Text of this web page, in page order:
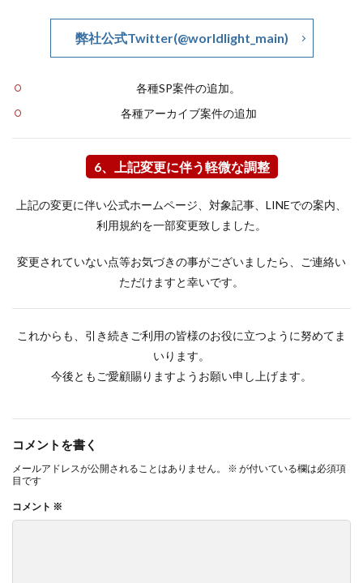
弊社公式Twitter(@worldlight_main)
各種SP案件の追加。
各種アーカイブ案件の追加
6、上記変更に伴う軽微な調整
上記の変更に伴い公式ホームページ、対象記事、LINEでの案内、
利用規約を一部変更致しました。
変更されていない点等お気づきの事がございましたら、ご連絡い
ただけますと幸いです。
これからも、引き続きご利用の皆様のお役に立つように努めてま
いります。
今後ともご愛顧賜りますようお願い申し上げます。
コメントを書く
メールアドレスが公開されることはありません。 ※ が付いている欄は必須項
目です
コメント ※